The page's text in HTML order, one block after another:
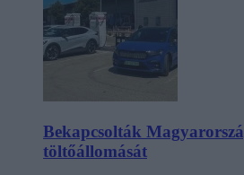
Bekapcsolták
töltőállomását